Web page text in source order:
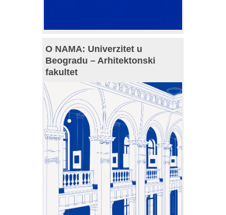
O NAMA: Univerzitet u
Beogradu – Arhitektonski
fakultet